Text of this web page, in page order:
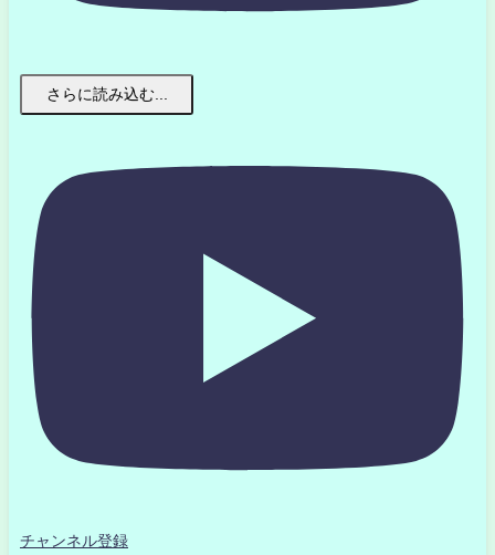
さらに読み込む...
チャンネル登録